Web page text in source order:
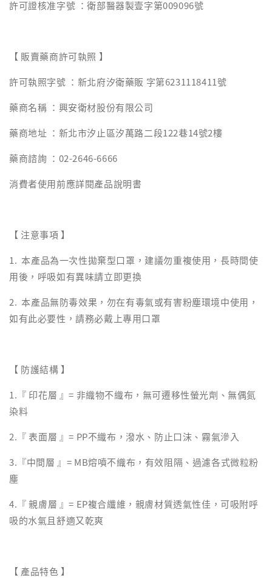
許可證核准字號 ：衛部醫器製壹字第009096號
【 販賣藥商許可執照 】
許可執照字號 ：新北府汐衛藥販 字第6231118411號
藥商名稱 ：興安衛材股份有限公司
藥商地址 ：新北市汐止區汐萬路二段122巷14號2樓
藥商諮詢 ：02-2646-6666
消費者使用前應詳閱產品說明書
【 注意事項 】
1. 本產品為一次性拋棄型口罩，建議勿重複使用，長時間使
用後，呼吸如有異味請立即更換
2. 本產品無防毒效果，勿在有毒氣或有害粉塵環境中使用，
如有此必要性，請務必戴上專用口罩
【 防護結構 】
1.『 印花層 』= 非織物不織布，無可遷移性螢光劑、無偶氮
染料
2.『 表面層 』= PP不織布，潑水、防止口沫、霧氣滲入
3.『中間層 』= MB熔噴不織布，有效阻隔、過濾各式微粒粉
塵
4.『 親膚層 』= EP複合纖維，親膚材質透氣性佳，可吸附呼
吸的水氣且舒適又乾爽
【 產品特色 】